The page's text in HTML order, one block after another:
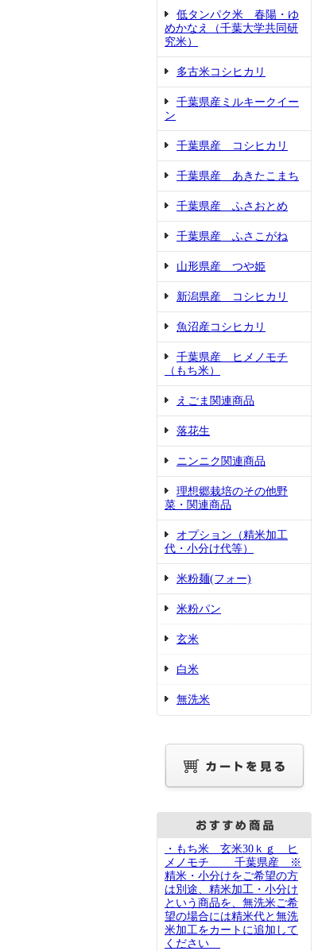
低タンパク米 春陽・ゆ
めかなえ（千葉大学共同研
究米）
多古米コシヒカリ
千葉県産ミルキークイー
ン
千葉県産 コシヒカリ
千葉県産 あきたこまち
千葉県産 ふさおとめ
千葉県産 ふさこがね
山形県産 つや姫
新潟県産 コシヒカリ
魚沼産コシヒカリ
千葉県産 ヒメノモチ
（もち米）
えごま関連商品
落花生
ニンニク関連商品
理想郷栽培のその他野
菜・関連商品
オプション（精米加工
代・小分け代等）
米粉麺(フォー)
米粉パン
玄米
白米
無洗米
・もち米 玄米30ｋｇ ヒ
メノモチ 千葉県産 ※
精米・小分けをご希望の方
は別途、精米加工・小分け
という商品を、無洗米ご希
望の場合には精米代と無洗
米加工をカートに追加して
ください